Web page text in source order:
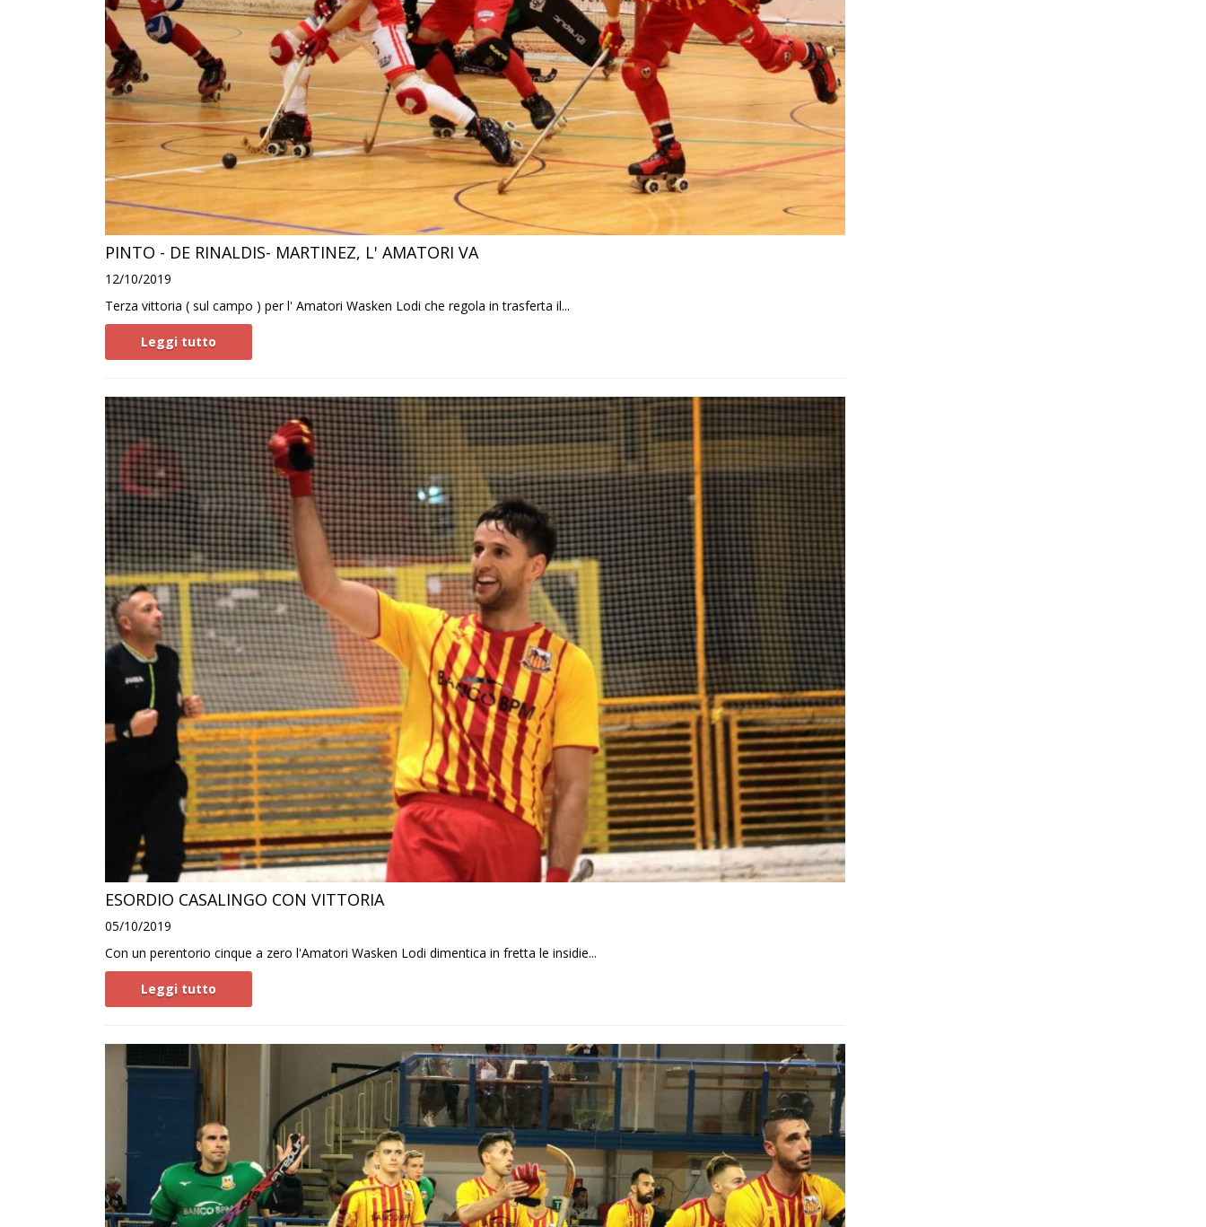
PINTO - DE RINALDIS- MARTINEZ, L' AMATORI VA
12/10/2019
Terza vittoria ( sul campo ) per l' Amatori Wasken Lodi che regola in trasferta il...
Leggi tutto
ESORDIO CASALINGO CON VITTORIA
05/10/2019
Con un perentorio cinque a zero l'Amatori Wasken Lodi dimentica in fretta le insidie...
Leggi tutto